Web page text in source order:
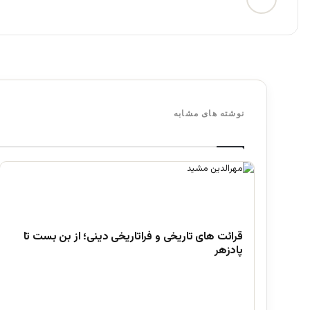
نوشته های مشابه
قرائت های تاریخی و فراتاریخی دینی؛ از بن بست تا
پادزهر